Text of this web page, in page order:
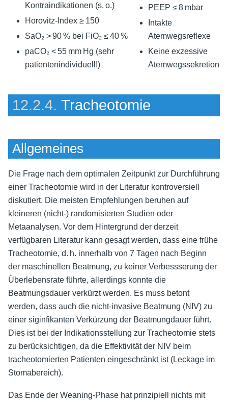
Kontraindikationen (s. o.)
Horovitz-Index ≥ 150
SaO₂ > 90 % bei FiO₂ ≤ 40 %
paCO₂ < 55 mm Hg (sehr
patientenindividuell!)
PEEP ≤ 8 mbar
Intakte
Atemwegsreflexe
Keine exzessive
Atemwegssekretion
12.2.4. Tracheotomie
Allgemeines
Die Frage nach dem optimalen Zeitpunkt zur Durchführung
einer Tracheotomie wird in der Literatur kontroversiell
diskutiert. Die meisten Empfehlungen beruhen auf
kleineren (nicht-) randomisierten Studien oder
Metaanalysen. Vor dem Hintergrund der derzeit
verfügbaren Literatur kann gesagt werden, dass eine frühe
Tracheotomie, d. h. innerhalb von 7 Tagen nach Beginn
der maschinellen Beatmung, zu keiner Verbessserung der
Überlebensrate führte, allerdings konnte die
Beatmungsdauer verkürzt werden. Es muss betont
werden, dass auch die nicht-invasive Beatmung (NIV) zu
einer siginfikanten Verkürzung der Beatmungdauer führt.
Dies ist bei der Indikationsstellung zur Tracheotomie stets
zu berücksichtigen, da die Effektivität der NIV beim
tracheotomierten Patienten eingeschränkt ist (Leckage im
Stomabereich).
Das Ende der Weaning-Phase hat prinzipiell nichts mit